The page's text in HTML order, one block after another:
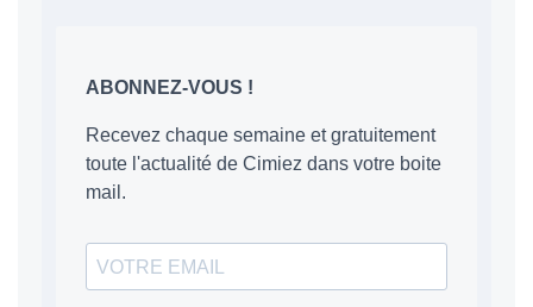
ABONNEZ-VOUS !
Recevez chaque semaine et gratuitement
toute l'actualité de Cimiez dans votre boite
mail.